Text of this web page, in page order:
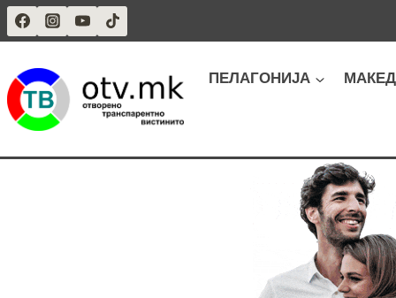
Skip
to
ПЕЛАГОНИЈА